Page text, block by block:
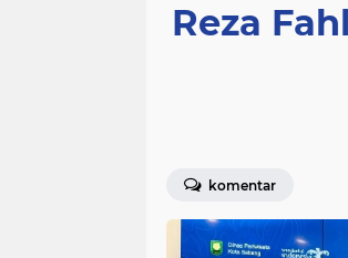
Reza
komentar